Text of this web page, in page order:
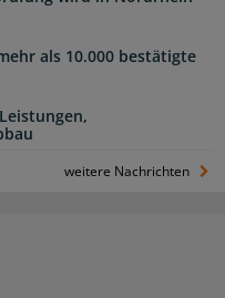
als 10.000 bestätigte
weitere Nachrichten